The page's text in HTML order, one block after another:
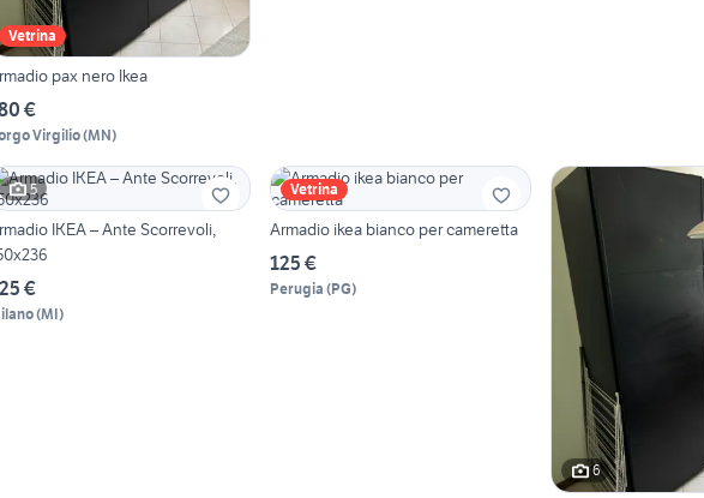
Vetrina
pax nero Ikea
€
Virgilio(MN)
5
IKEA – Ante Scorrevoli,
€
(MI)
Vetrina
Armadio ikea bianco per cameretta
125 €
Perugia (PG)
6